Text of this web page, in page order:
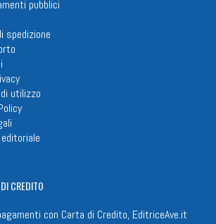
pubblici
spedizione
utilizzo
CREDITO
con Carta di Credito, EditriceAve.it